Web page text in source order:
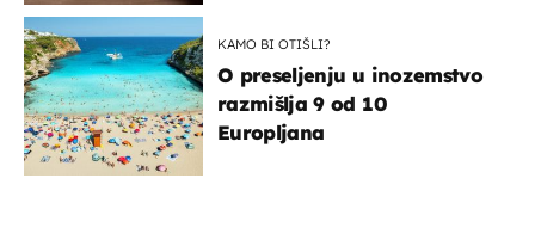
KAMO BI OTIŠLI?
O preseljenju u inozemstvo
razmišlja 9 od 10
Europljana